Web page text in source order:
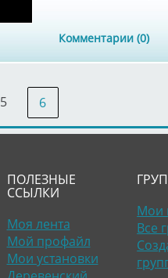
Комментарии (0)
5 6
ПОЛЕЗНЫЕ
ССЫЛКИ
Моя лента
Мой профайл
Мои установки
Мои
Все